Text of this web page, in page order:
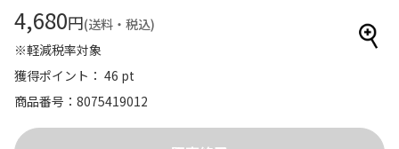
4,680円(送料・税込)
※軽減税率対象
獲得ポイント： 46 pt
商品番号
8075419012